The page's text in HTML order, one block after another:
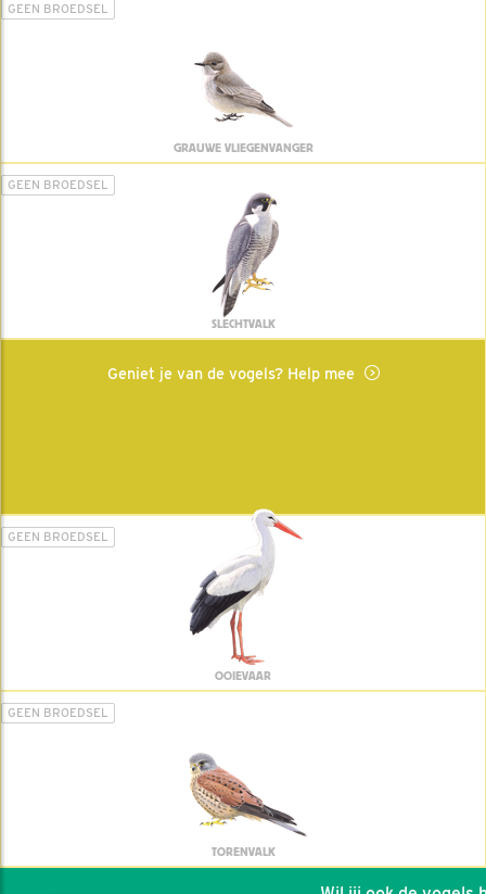
GEEN BROEDSEL
GRAUWE VLIEGENVANGER
GEEN BROEDSEL
SLECHTVALK
Geniet je van de vogels? Help mee
GEEN BROEDSEL
OOIEVAAR
GEEN BROEDSEL
TORENVALK